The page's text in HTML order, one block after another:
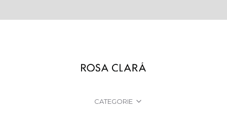
CATEGORIE